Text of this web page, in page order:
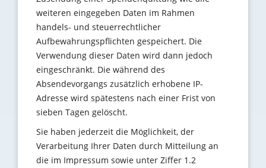
weiteren eingegeben Daten im Rahmen
handels- und steuerrechtlicher
Aufbewahrungspflichten gespeichert. Die
Verwendung dieser Daten wird dann jedoch
eingeschränkt. Die während des
Absendevorgangs zusätzlich erhobene IP-
Adresse wird spätestens nach einer Frist von
sieben Tagen gelöscht.
Sie haben jederzeit die Möglichkeit, der
Verarbeitung Ihrer Daten durch Mitteilung an
die im Impressum sowie unter Ziffer 1.2